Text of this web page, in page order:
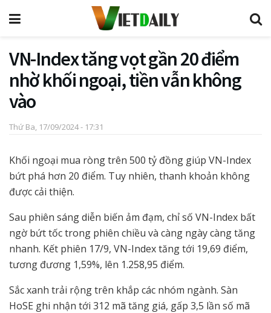
VN-Index tăng vọt gần 20 điểm
nhờ khối ngoại, tiền vẫn không
vào
Thứ Ba, 17/09/2024 - 17:31
Khối ngoại mua ròng trên 500 tỷ đồng giúp VN-Index
bứt phá hơn 20 điểm. Tuy nhiên, thanh khoản không
được cải thiện.
Sau phiên sáng diễn biến ảm đạm, chỉ số VN-Index bất
ngờ bứt tốc trong phiên chiều và càng ngày càng tăng
nhanh. Kết phiên 17/9, VN-Index tăng tới 19,69 điểm,
tương đương 1,59%, lên 1.258,95 điểm.
Sắc xanh trải rộng trên khắp các nhóm ngành. Sàn
HoSE ghi nhận tới 312 mã tăng giá, gấp 3,5 lần số mã